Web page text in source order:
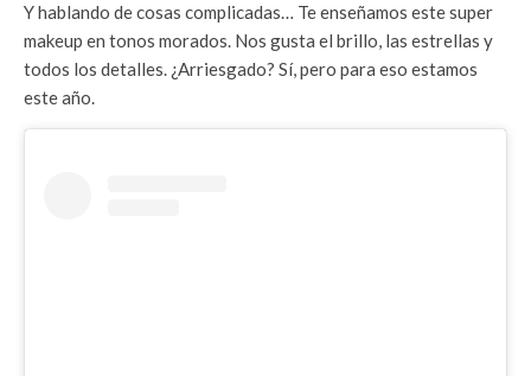
Y hablando de cosas complicadas… Te enseñamos este super
makeup en tonos morados. Nos gusta el brillo, las estrellas y
todos los detalles. ¿Arriesgado? Sí, pero para eso estamos
este año.